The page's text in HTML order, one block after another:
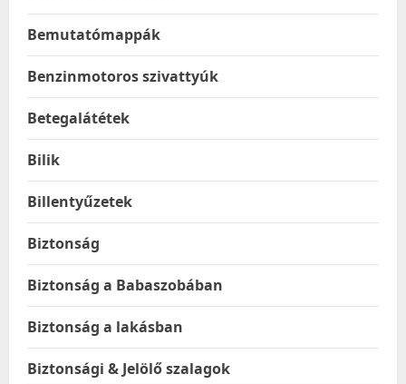
Bemutatómappák
Benzinmotoros szivattyúk
Betegalátétek
Bilik
Billentyűzetek
Biztonság
Biztonság a Babaszobában
Biztonság a lakásban
Biztonsági & Jelölő szalagok